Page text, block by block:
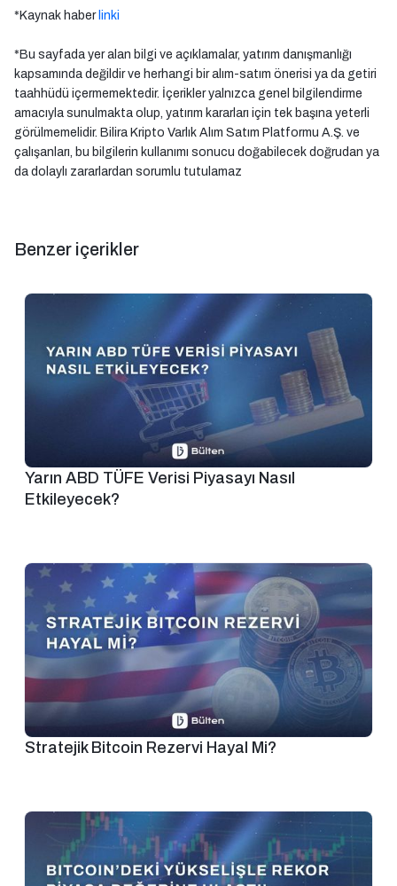
*Kaynak haber linki
*Bu sayfada yer alan bilgi ve açıklamalar, yatırım danışmanlığı
kapsamında değildir ve herhangi bir alım-satım önerisi ya da getiri
taahhüdü içermemektedir. İçerikler yalnızca genel bilgilendirme
amacıyla sunulmakta olup, yatırım kararları için tek başına yeterli
görülmemelidir. Bilira Kripto Varlık Alım Satım Platformu A.Ş. ve
çalışanları, bu bilgilerin kullanımı sonucu doğabilecek doğrudan ya
da dolaylı zararlardan sorumlu tutulamaz
Benzer içerikler
Yarın ABD TÜFE Verisi Piyasayı Nasıl
Etkileyecek?
Stratejik Bitcoin Rezervi Hayal Mi?